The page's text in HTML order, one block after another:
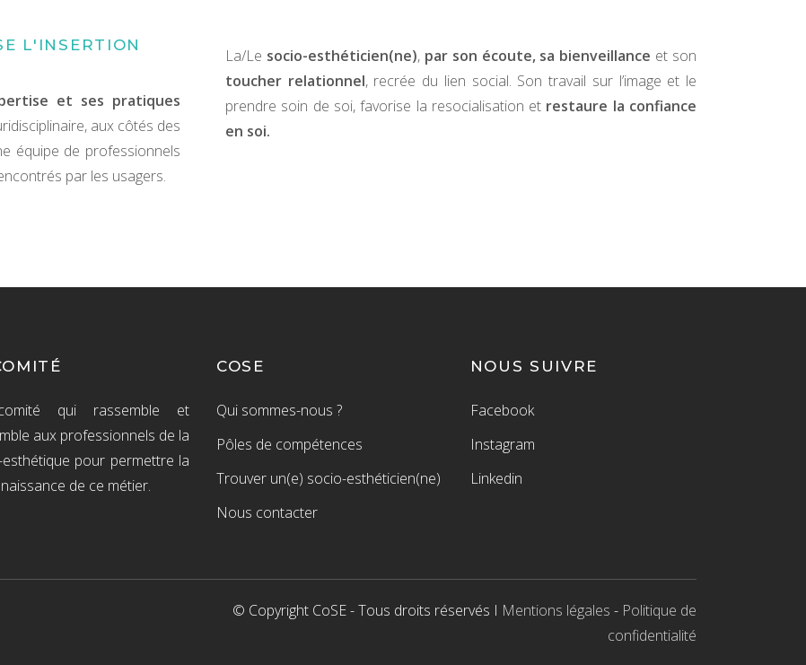
L'INSERTION
et ses pratiques
aux côtés des
équipe de professionnels
par les usagers.
La/Le socio-esthéticien(ne), par son écoute, sa bienveillance et son
toucher relationnel, recrée du lien social. Son travail sur l’image et le
prendre soin de soi, favorise la resocialisation et restaure la confiance
en soi.
qui rassemble et
aux professionnels de la
pour permettre la
de ce métier.
COSE
Qui sommes-nous ?
Pôles de compétences
Trouver un(e) socio-esthéticien(ne)
Nous contacter
NOUS SUIVRE
Facebook
Instagram
Linkedin
© Copyright CoSE - Tous droits réservés I Mentions légales - Politique de
confidentialité